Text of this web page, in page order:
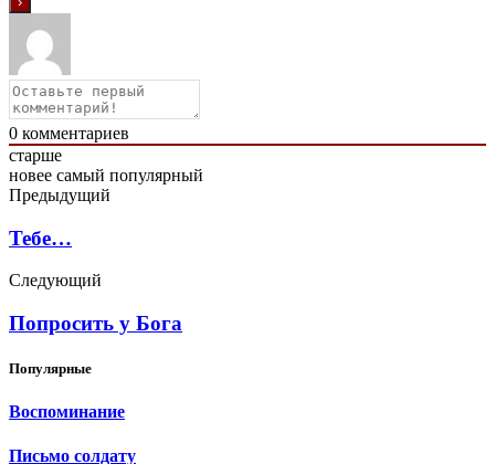
0 комментариев
старше
новее самый популярный
Предыдущий
Тебе…
Следующий
Попросить у Бога
Популярные
Воспоминание
Письмо солдату